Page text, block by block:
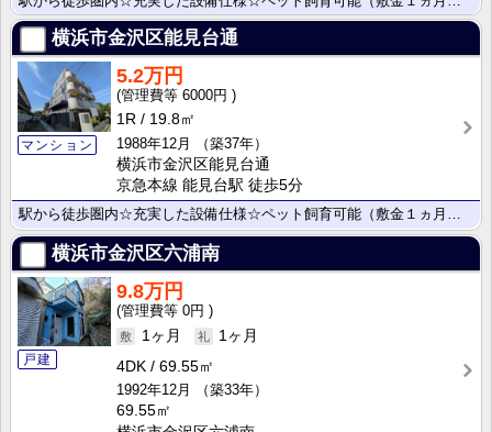
横浜市金沢区能見台通
マンション
5.2万円
6000円
1R
19.8㎡
1988年12月
（築37年）
横浜市金沢区能見台通
京急本線 能見台駅 徒歩5分
駅から徒歩圏内☆充実した設備仕様☆ペット飼育可能（敷金１ヵ月）☆
横浜市金沢区六浦南
戸建
9.8万円
0円
1ヶ月
1ヶ月
4DK
69.55㎡
1992年12月
（築33年）
69.55㎡